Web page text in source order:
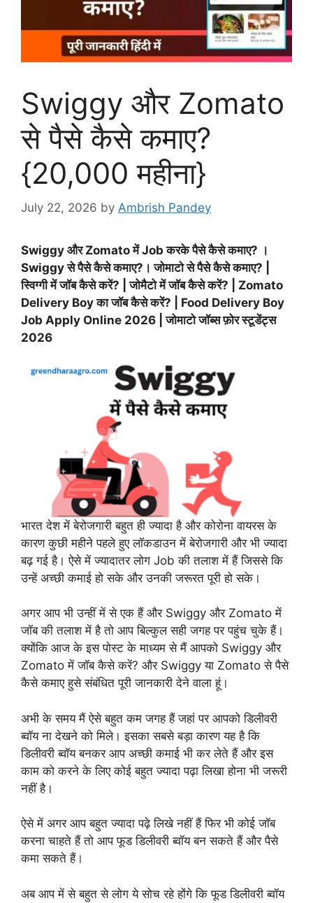
Swiggy और Zomato
से पैसे कैसे कमाए?
{20,000 महीना}
July 22, 2026 by Ambrish Pandey
Swiggy और Zomato में Job करके पैसे कैसे कमाए? ।
Swiggy से पैसे कैसे कमाए?। जोमाटो से पैसे कैसे कमाए? |
स्विग्गी में जॉब कैसे करें? | जोमैटो में जॉब कैसे करें? | Zomato
Delivery Boy का जॉब कैसे करें? | Food Delivery Boy
Job Apply Online 2026 | जोमाटो जॉब्स फ़ोर स्टूडेंट्स
2026
भारत देश में बेरोजगारी बहुत ही ज्यादा है और कोरोना वायरस के
कारण कुछी महीने पहले हुए लॉकडाउन में बेरोजगारी और भी ज्यादा
बढ़ गई है। ऐसे में ज्यादातर लोग Job की तलाश में हैं जिससे कि
उन्हें अच्छी कमाई हो सके और उनकी जरूरत पूरी हो सके।
अगर आप भी उन्हीं में से एक हैं और Swiggy और Zomato में
जॉब की तलाश में है तो आप बिल्कुल सही जगह पर पहुंच चुके हैं।
क्योंकि आज के इस पोस्ट के माध्यम से मैं आपको Swiggy और
Zomato में जॉब कैसे करें? और Swiggy या Zomato से पैसे
कैसे कमाए हुसे संबंधित पूरी जानकारी देने वाला हूं।
अभी के समय मैं ऐसे बहुत कम जगह हैं जहां पर आपको डिलीवरी
ब्वॉय ना देखने को मिले। इसका सबसे बड़ा कारण यह है कि
डिलीवरी ब्वॉय बनकर आप अच्छी कमाई भी कर लेते हैं और इस
काम को करने के लिए कोई बहुत ज्यादा पढ़ा लिखा होना भी जरूरी
नहीं है।
ऐसे में अगर आप बहुत ज्यादा पढ़े लिखे नहीं हैं फिर भी कोई जॉब
करना चाहते हैं तो आप फूड डिलीवरी ब्वॉय बन सकते हैं और पैसे
कमा सकते हैं।
अब आप में से बहुत से लोग ये सोच रहे होंगे कि फूड डिलीवरी ब्वॉय